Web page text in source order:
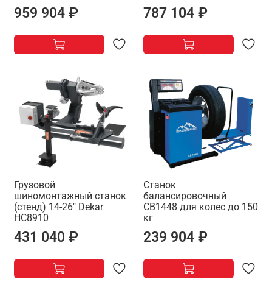
959 904 ₽ 787 104 ₽
Грузовой
шиномонтажный станок
(стенд) 14-26" Dekar
HC8910
431 040 ₽
Станок
балансировочный
CB1448 для колес до 150
кг
239 904 ₽